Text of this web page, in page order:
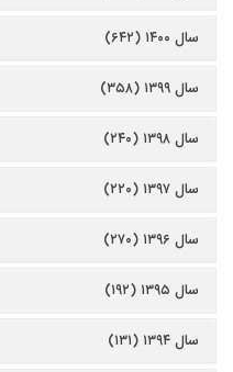
سال ۱۴۰۰ (۶۴۲)
سال ۱۳۹۹ (۳۵۸)
سال ۱۳۹۸ (۲۴۰)
سال ۱۳۹۷ (۲۲۰)
سال ۱۳۹۶ (۲۷۰)
سال ۱۳۹۵ (۱۹۲)
سال ۱۳۹۴ (۱۳۱)